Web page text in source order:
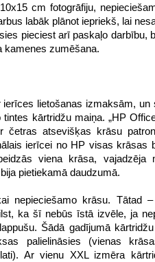
cm fotogrāfiju,
labāk plānot iepriekš, lai
pieciest arī paskaļo darbību,
kamenes zumēšana.
lietošanas izmaksām, un
kārtridžu maiņa. „HP
atsevišķas krāsu
ierīcei no HP visas krāsas
viena krāsa, vajadzēja
pietiekamā daudzumā.
nepieciešamo krāsu. Tātad –
ka šī nebūs īstā izvēle, ja
Šādā gadījumā
palielināsies (vienas
Ar vienu XXL izmēra